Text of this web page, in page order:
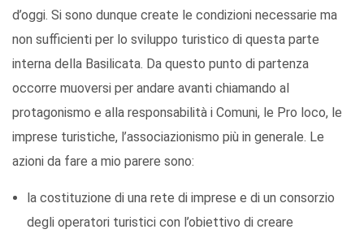
d’oggi. Si sono dunque create le condizioni necessarie ma
non sufficienti per lo sviluppo turistico di questa parte
interna della Basilicata. Da questo punto di partenza
occorre muoversi per andare avanti chiamando al
protagonismo e alla responsabilità i Comuni, le Pro loco, le
imprese turistiche, l’associazionismo più in generale. Le
azioni da fare a mio parere sono:
la costituzione di una rete di imprese e di un consorzio
degli operatori turistici con l’obiettivo di creare